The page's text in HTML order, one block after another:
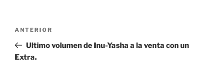
entradas
Entrada
anterior:
ANTERIOR
Ultimo volumen de Inu-Yasha a la venta con un
Extra.